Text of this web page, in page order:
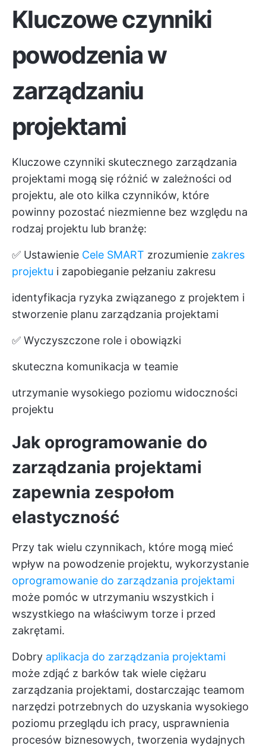
Kluczowe czynniki
powodzenia w
zarządzaniu
projektami
Kluczowe czynniki skutecznego zarządzania
projektami mogą się różnić w zależności od
projektu, ale oto kilka czynników, które
powinny pozostać niezmienne bez względu na
rodzaj projektu lub branżę:
✅ Ustawienie Cele SMART zrozumienie zakres
projektu i zapobieganie pełzaniu zakresu
identyfikacja ryzyka związanego z projektem i
stworzenie planu zarządzania projektami
✅ Wyczyszczone role i obowiązki
skuteczna komunikacja w teamie
utrzymanie wysokiego poziomu widoczności
projektu
Jak oprogramowanie do
zarządzania projektami
zapewnia zespołom
elastyczność
Przy tak wielu czynnikach, które mogą mieć
wpływ na powodzenie projektu, wykorzystanie
oprogramowanie do zarządzania projektami
może pomóc w utrzymaniu wszystkich i
wszystkiego na właściwym torze i przed
zakrętami.
Dobry aplikacja do zarządzania projektami
może zdjąć z barków tak wiele ciężaru
zarządzania projektami, dostarczając teamom
narzędzi potrzebnych do uzyskania wysokiego
poziomu przeglądu ich pracy, usprawnienia
procesów biznesowych, tworzenia wydajnych